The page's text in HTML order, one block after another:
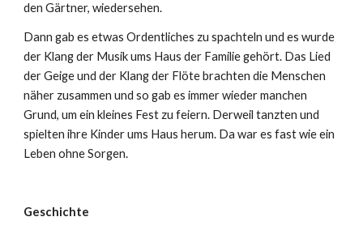
den Gärtner, wiedersehen.
Dann gab es etwas Ordentliches zu spachteln und es wurde
der Klang der Musik ums Haus der Familie gehört. Das Lied
der Geige und der Klang der Flöte brachten die Menschen
näher zusammen und so gab es immer wieder manchen
Grund, um ein kleines Fest zu feiern. Derweil tanzten und
spielten ihre Kinder ums Haus herum. Da war es fast wie ein
Leben ohne Sorgen.
Geschichte